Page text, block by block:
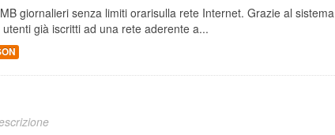
giornalieri senza limiti orarisulla rete Internet. Grazie al sistema
già iscritti ad una rete aderente a...